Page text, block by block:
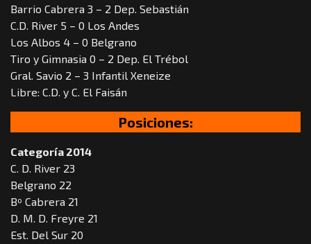
Barrio Cabrera 3 – 2 Dep. Sebastián
C.D. River 5 – 0 Los Andes
Los Albos 4 – 0 Belgrano
Tiro y Gimnasia 0 – 2 Dep. El Trébol
Gral. Savio 2 – 3 Infantil Xeneize
Libre: C.D. y C. El Faisán
Posiciones:
Categoría 2014
C. D. River 23
Belgrano 22
Bº Cabrera 21
D. M. D. Freyre 21
Est. Del Sur 20